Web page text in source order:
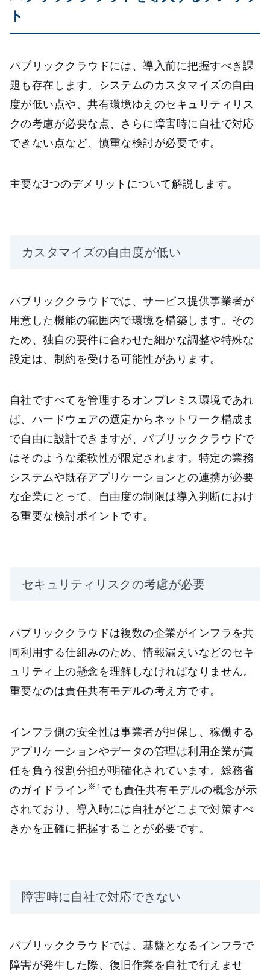
ト
パブリッククラウドには、導入前に把握すべき課
題も存在します。システムのカスタマイズの自由
度が低い点や、共有環境ゆえのセキュリティリス
クの考慮が必要な点、さらに障害時に自社で対応
できない点など、慎重な検討が必要です。
主要な3つのデメリットについて解説します。
カスタマイズの自由度が低い
パブリッククラウドでは、サービス提供事業者が
用意した機能の範囲内で環境を構築します。その
ため、独自の要件に合わせた細かな調整や特殊な
設定は、制約を受ける可能性があります。
自社ですべてを管理するオンプレミス環境であれ
ば、ハードウェアの選定からネットワーク構成ま
で自由に設計できますが、パブリッククラウドで
はそのような柔軟性が限定されます。特定の業務
システムや既存アプリケーションとの連携が必要
な企業にとって、自由度の制限は導入判断におけ
る重要な検討ポイントです。
セキュリティリスクの考慮が必要
パブリッククラウドは複数の企業がインフラを共
同利用する仕組みのため、情報漏えいなどのセキ
ュリティ上の懸念を理解しなければなりません。
重要なのは責任共有モデルの考え方です。
インフラ側の安全性は事業者が担保し、稼働する
アプリケーションやデータの管理は利用企業が責
任を負う役割分担が明確化されています。総務省
のガイドライン※1 でも責任共有モデルの概念が示
されており、導入時には自社がどこまで対策すべ
きかを正確に把握することが必要です。
障害時に自社で対応できない
パブリッククラウドでは、基盤となるインフラで
障害が発生した際、復旧作業を自社で行えませ